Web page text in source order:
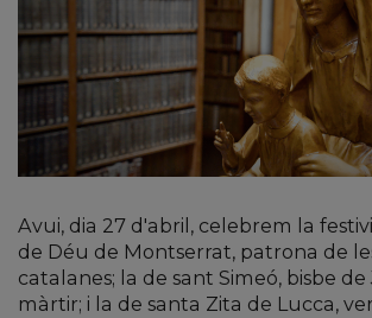
Avui, dia 27 d'abril, celebrem la
de Déu de Montserrat, patrona de
catalanes; la de sant Simeó, bisbe
màrtir; i la de santa Zita de Lucca,